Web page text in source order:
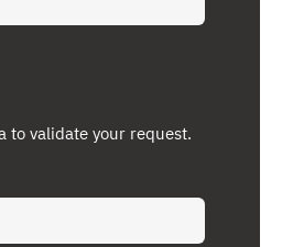
to validate your request.